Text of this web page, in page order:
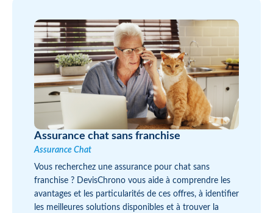
Assurance chat sans franchise
Assurance Chat
Vous recherchez une assurance pour chat sans
franchise ? DevisChrono vous aide à comprendre les
avantages et les particularités de ces offres, à identifier
les meilleures solutions disponibles et à trouver la